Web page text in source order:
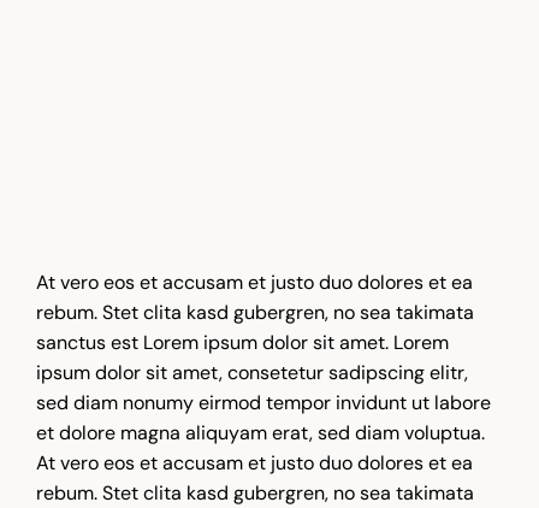
At vero eos et accusam et justo duo dolores et ea
rebum. Stet clita kasd gubergren, no sea takimata
sanctus est Lorem ipsum dolor sit amet. Lorem
ipsum dolor sit amet, consetetur sadipscing elitr,
sed diam nonumy eirmod tempor invidunt ut labore
et dolore magna aliquyam erat, sed diam voluptua.
At vero eos et accusam et justo duo dolores et ea
rebum. Stet clita kasd gubergren, no sea takimata